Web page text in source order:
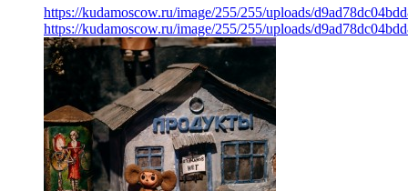
https://kudamoscow.ru/image/255/255/uploads/
https://kudamoscow.ru/image/255/255/uploads/